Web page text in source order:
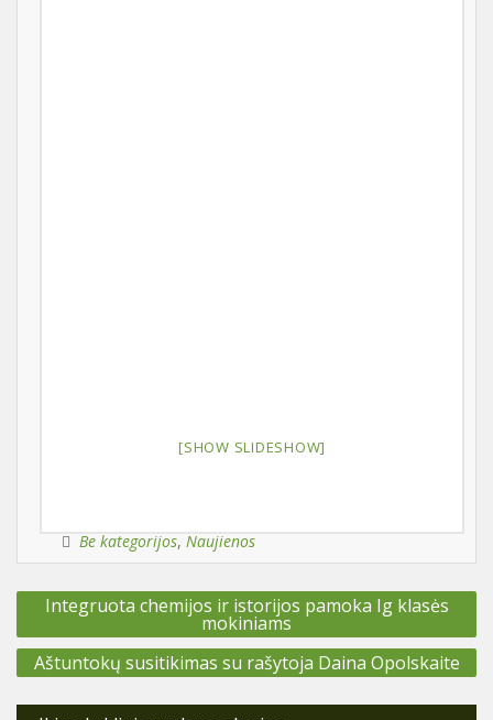
[SHOW SLIDESHOW]
Be kategorijos, Naujienos
Navigacija
tarpIntegruota chemijos ir istorijos pamoka Ig klasės
mokiniams
Aštuntokų susitikimas su rašytoja Daina Opolskaite